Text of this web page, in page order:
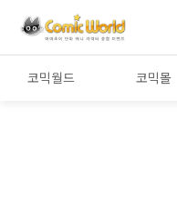
코믹월드 코믹몰